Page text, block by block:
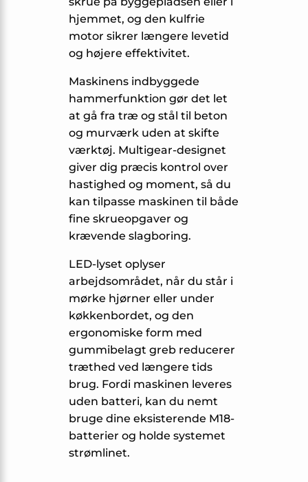
hjemmet, og den kulfrie
motor sikrer længere levetid
og højere effektivitet.
Maskinens indbyggede
hammerfunktion gør det let
at gå fra træ og stål til beton
og murværk uden at skifte
værktøj. Multigear-designet
giver dig præcis kontrol over
hastighed og moment, så du
kan tilpasse maskinen til både
fine skrueopgaver og
krævende slagboring.
LED-lyset oplyser
arbejdsområdet, når du står i
mørke hjørner eller under
køkkenbordet, og den
ergonomiske form med
gummibelagt greb reducerer
træthed ved længere tids
brug. Fordi maskinen leveres
uden batteri, kan du nemt
bruge dine eksisterende M18-
batterier og holde systemet
strømlinet.